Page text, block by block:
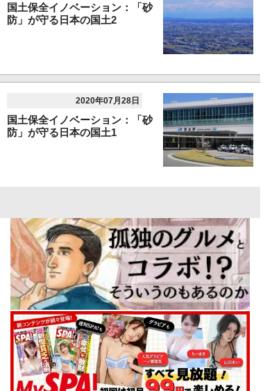
国土保全イノベーション：「砂
防」が守る日本の国土2
2020年07月28日
国土保全イノベーション：「砂
防」が守る日本の国土1